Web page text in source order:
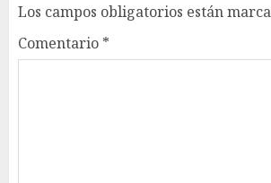
Los campos obligatorios están
Comentario *